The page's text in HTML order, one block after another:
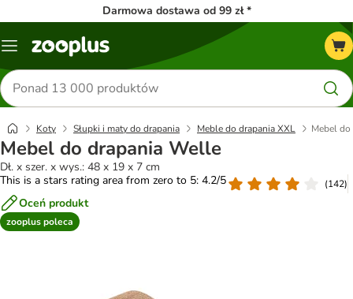
Darmowa dostawa od 99 zł *
Menu
Szukaj
produktów
Koty Słupki i maty do drapania Meble do drapania XXL Mebel
Mebel do drapania Welle
Dł. x szer. x wys.: 48 x 19 x 7 cm
This is a stars rating area from zero to 5: 4.2/5
(142)
Oceń produkt
zooplus poleca